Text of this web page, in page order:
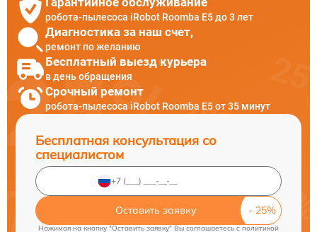
робота-пылесоса iRobot Roomba E5 до 3 лет
Диагностика за наш счет,
ремонт по желанию
Бесплатный выезд курьера
в день обращения
Срочный ремонт
робота-пылесоса iRobot Roomba E5 от 35 минут
Бесплатная консультация со
специалистом
Оставить заявку
Нажимая на кнопку "Оставить заявку" Вы соглашаетесь cполитикой